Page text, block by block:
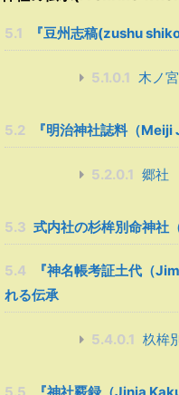
5.1 『豆州志稿(zushu
5.1.0.1 木ノ
5.2 『明治神社誌料（
5.2.0.1 郷社
5.3 式内社の杉桙別命神社
5.4
『神名帳考証土代（
れる伝承
5.4.0.1 杦桙
5.5 『神社覈録（Jinja